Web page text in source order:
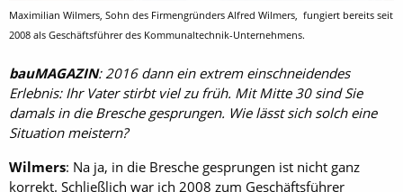
Maximilian Wilmers, Sohn des Firmengründers Alfred Wilmers, fungiert bereits seit
2008 als Geschäftsführer des Kommunaltechnik-Unternehmens.
bauMAGAZIN: 2016 dann ein extrem einschneidendes
Erlebnis: Ihr Vater stirbt viel zu früh. Mit Mitte 30 sind Sie
damals in die Bresche gesprungen. Wie lässt sich solch eine
Situation meistern?
Wilmers: Na ja, in die Bresche gesprungen ist nicht ganz
korrekt. Schließlich war ich 2008 zum Geschäftsführer